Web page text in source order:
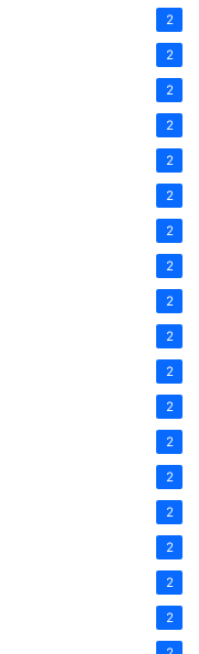
2
2
2
2
2
2
2
2
2
2
2
2
2
2
2
2
2
2